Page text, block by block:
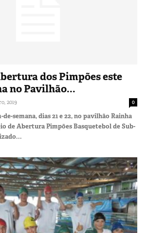
dos Pimpões este
no Pavilhão...
2019 0
semana, dias 21 e 22, no pavilhão Rainha
de Abertura Pimpões Basquetebol de Sub-